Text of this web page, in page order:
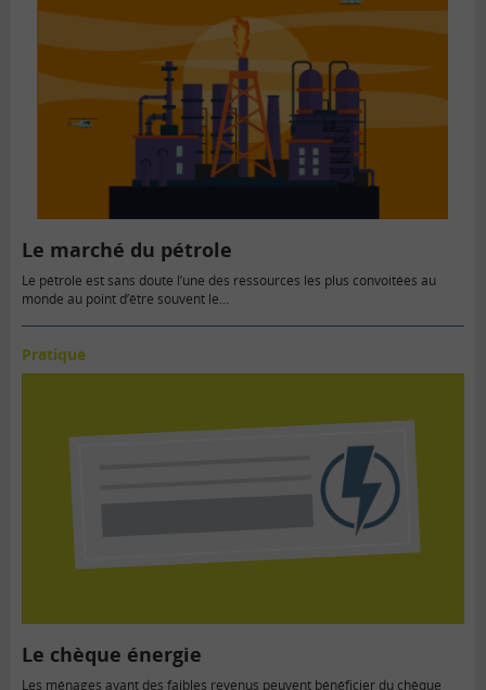
Le marché du pétrole
Le pétrole est sans doute l’une des ressources les plus convoitées au
monde au point d’être souvent le…
Pratique
Le chèque énergie
Les ménages ayant des faibles revenus peuvent bénéficier du chèque